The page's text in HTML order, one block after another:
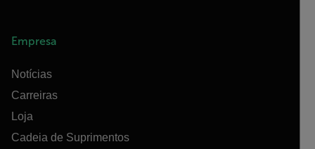
Empresa
Notícias
Carreiras
Loja
Cadeia de Suprimentos